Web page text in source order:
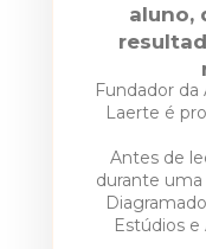
aluno,
Fundador da
Laerte é
Antes de
durante
Estúdios